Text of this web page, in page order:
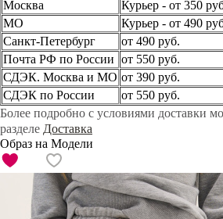
Москва
Курьер - от 350
МО
Курьер - от 490
Санкт-Петербург
от 490 руб.
Почта РФ по России от 550 руб.
СДЭК. Москва и МО от 390 руб.
СДЭК по России
от 550 руб.
Более подробно с условиями доставки
разделе Доставка
Образ на Модели